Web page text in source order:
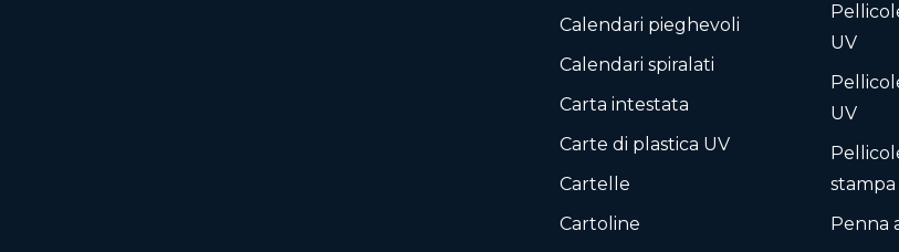
Calendari pieghevoli
Calendari spiralati
Carta intestata
Carte di plastica UV
Cartelle
Cartoline
UV
UV
stampa
Penna